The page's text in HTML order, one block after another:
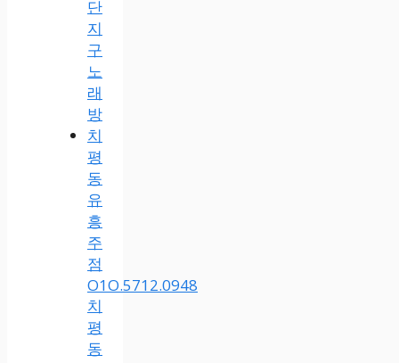
단
지
구
노
래
방
치
평
동
유
흥
주
점
O1O.5712.0948
치
평
동